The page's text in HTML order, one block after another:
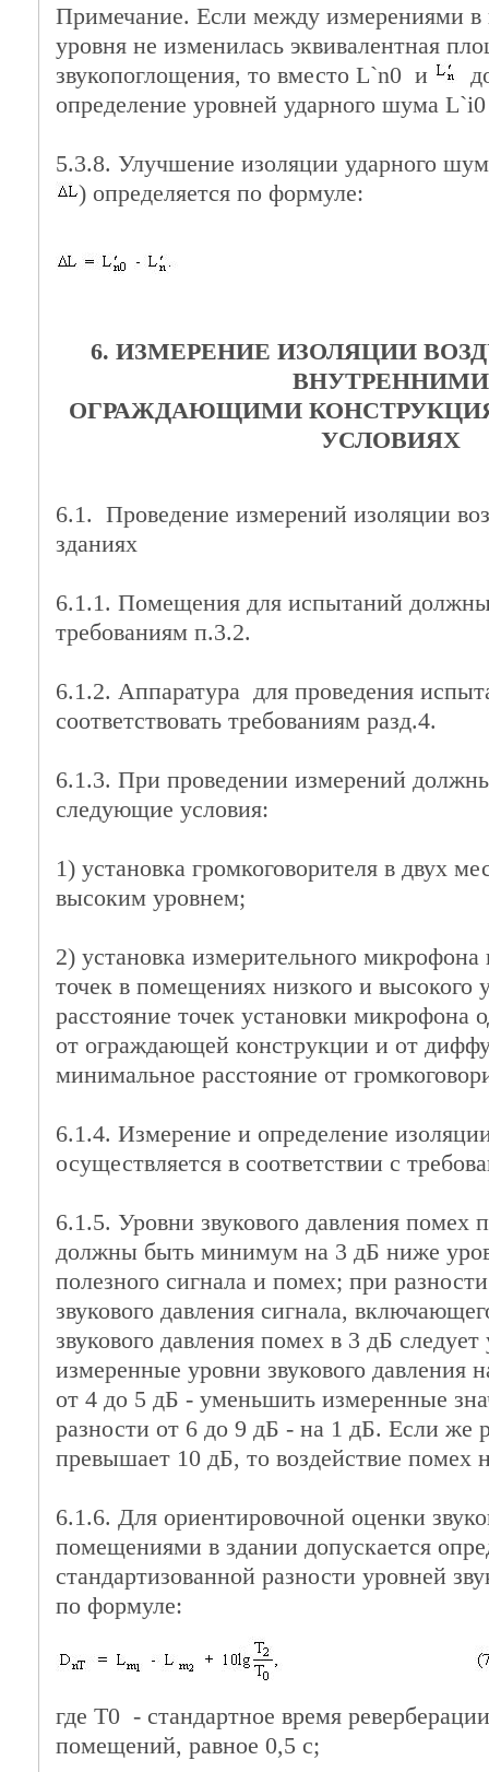
Примечание. Если между измерениями в
уровня не изменилась эквивалентная
звукопоглощения, то вместо L`n0 и
определение уровней ударного шума
5.3.8. Улучшение изоляции ударного
) определяется по формуле:
6. ИЗМЕРЕНИЕ ИЗОЛЯЦИИ
ВНУТРЕННИМИ
ОГРАЖДАЮЩИМИ
УСЛОВИЯХ
6.1. Проведение измерений изоляции
зданиях
6.1.1. Помещения для испытаний должны
требованиям п.3.2.
6.1.2. Аппаратура для проведения
соответствовать требованиям разд.4.
6.1.3. При проведении измерений
следующие условия:
1) установка громкоговорителя в двух
высоким уровнем;
2) установка измерительного
точек в помещениях низкого и высокого
расстояние точек установки микрофона
от ограждающей конструкции и от
минимальное расстояние от
6.1.4. Измерение и определение
осуществляется в соответствии с
6.1.5. Уровни звукового давления помех
должны быть минимум на 3 дБ ниже
полезного сигнала и помех; при
звукового давления сигнала,
звукового давления помех в 3 дБ
измеренные уровни звукового давления
от 4 до 5 дБ - уменьшить измеренные
разности от 6 до 9 дБ - на 1 дБ. Если же
превышает 10 дБ, то воздействие помех
6.1.6. Для ориентировочной оценки
помещениями в здании допускается
стандартизованной разности уровней
по формуле:
где T0 - стандартное время
помещений, равное 0,5 с;